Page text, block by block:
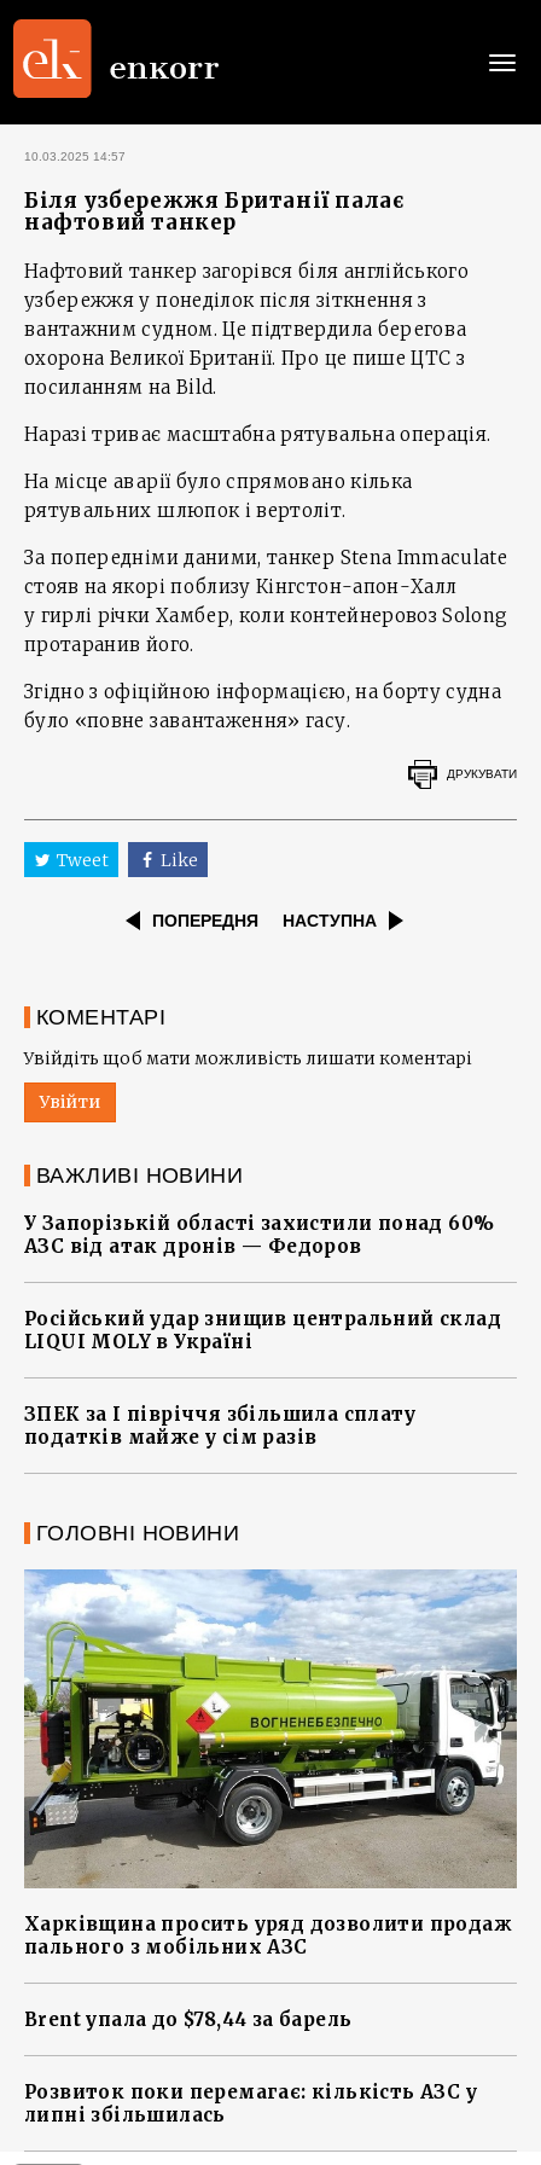
10.03.2025 14:57
Біля узбережжя Британії палає
нафтовий танкер
Нафтовий танкер загорівся біля англійського
узбережжя у понеділок після зіткнення з
вантажним судном. Це підтвердила берегова
охорона Великої Британії. Про це пише ЦТС з
посиланням на Bild.
Наразі триває масштабна рятувальна операція.
На місце аварії було спрямовано кілька
рятувальних шлюпок і вертоліт.
За попередніми даними, танкер Stena Immaculate
стояв на якорі поблизу Кінгстон-апон-Халл
у гирлі річки Хамбер, коли контейнеровоз Solong
протаранив його.
Згідно з офіційною інформацією, на борту судна
було «повне завантаження» гасу.
ДРУКУВАТИ
Tweet Like
ПОПЕРЕДНЯ НАСТУПНА
КОМЕНТАРІ
Увійдіть щоб мати можливість лишати коментарі
Увійти
ВАЖЛИВІ НОВИНИ
У Запорізькій області захистили понад 60%
АЗС від атак дронів — Федоров
Російський удар знищив центральний склад
LIQUI MOLY в Україні
ЗПЕК за І півріччя збільшила сплату
податків майже у сім разів
ГОЛОВНІ НОВИНИ
Харківщина просить уряд дозволити продаж
пального з мобільних АЗС
Brent упала до $78,44 за барель
Розвиток поки перемагає: кількість АЗС у
липні збільшилась